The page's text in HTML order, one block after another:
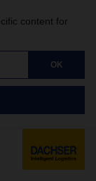
content for
OK